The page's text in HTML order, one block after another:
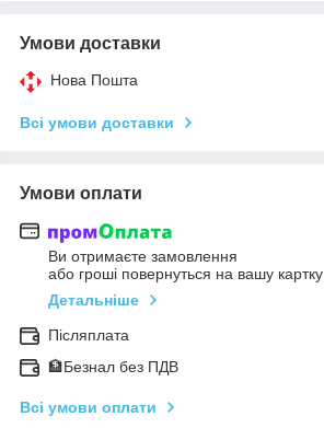
Умови доставки
Нова Пошта
Всі умови доставки
Умови оплати
Ви отримаєте замовлення
або гроші повернуться на вашу картку
Детальніше
Післяплата
🏦Безнал без ПДВ
Всі умови оплати